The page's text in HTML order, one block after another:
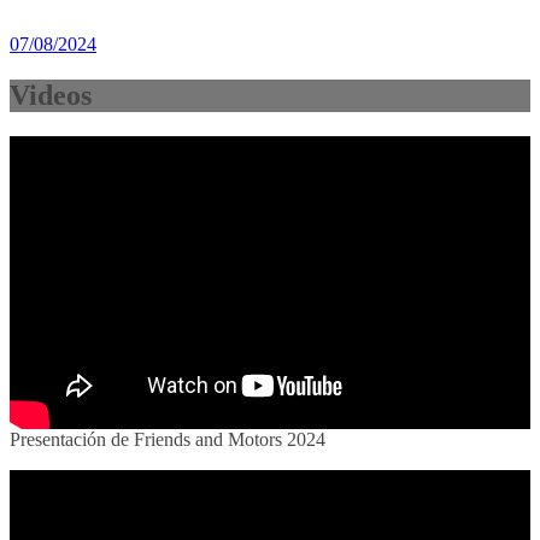
07/08/2024
Videos
Presentación de Friends and Motors 2024